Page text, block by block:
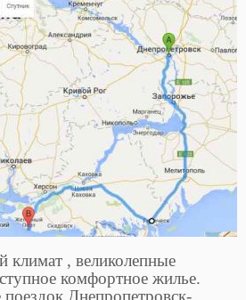
климат , великолепные
комфортное жилье.
Днепропетровск-